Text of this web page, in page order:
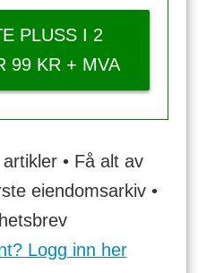
PLUSS I 2
99 KR + MVA
• Få alt av
eiendomsarkiv •
Logg inn her